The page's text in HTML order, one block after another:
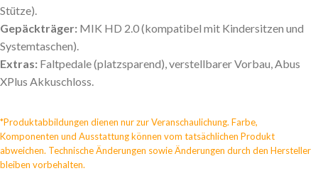
Stütze).
Gepäckträger: MIK HD 2.0 (kompatibel mit Kindersitzen und
Systemtaschen).
Extras: Faltpedale (platzsparend), verstellbarer Vorbau, Abus
XPlus Akkuschloss.
*Produktabbildungen dienen nur zur Veranschaulichung. Farbe,
Komponenten und Ausstattung können vom tatsächlichen Produkt
abweichen. Technische Änderungen sowie Änderungen durch den Hersteller
bleiben vorbehalten.